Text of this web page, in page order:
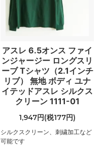
アスレ 6.5オンス ファイ
ンジャージー ロングスリ
ーブ Tシャツ（2.1インチ
リブ） 無地 ボディ ユナ
イテッドアスレ シルクス
クリーン 1111-01
1,947円(税177円)
シルクスクリーン、刺繍加工など
可能です